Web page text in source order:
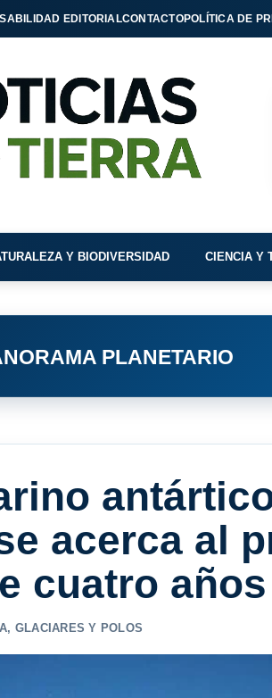
EDITORIALCONTACTOPOLÍTICA DE
Y BIODIVERSIDAD CIENCIA Y
PLANETARIO
acerca al
cuatro años
, GLACIARES Y POLOS